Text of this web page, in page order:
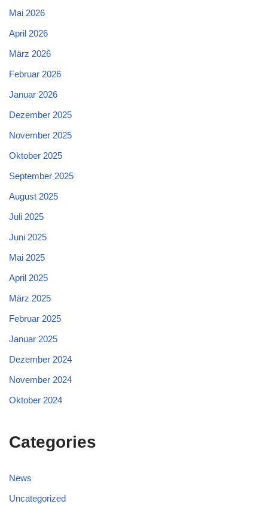
Mai 2026
April 2026
März 2026
Februar 2026
Januar 2026
Dezember 2025
November 2025
Oktober 2025
September 2025
August 2025
Juli 2025
Juni 2025
Mai 2025
April 2025
März 2025
Februar 2025
Januar 2025
Dezember 2024
November 2024
Oktober 2024
Categories
News
Uncategorized